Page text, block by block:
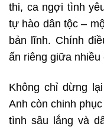
thi, ca ngợi tình
tự hào dân tộc –
bản lĩnh. Chính
ấn riêng giữa nhiều
Không chỉ dừng
Anh còn chinh
tình sâu lắng và